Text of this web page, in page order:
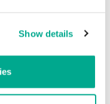
Show details
(47,95%), y la mayor